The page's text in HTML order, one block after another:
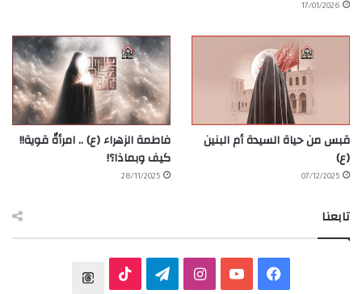
17/01/2026
قبس من حياة السيدة أم البنين
(ع)
07/12/2025
فاطمة الزهراء (ع) .. امرأةٌ قوية!!
كيف وبماذا؟!
28/11/2025
تابعنا